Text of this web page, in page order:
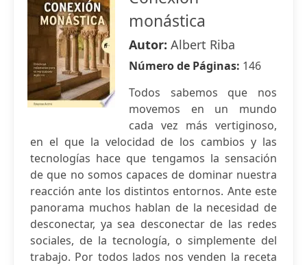
monástica
Autor: Albert Riba
Número de Páginas: 146
Todos sabemos que nos
movemos en un mundo
cada vez más vertiginoso,
en el que la velocidad de los cambios y las
tecnologías hace que tengamos la sensación
de que no somos capaces de dominar nuestra
reacción ante los distintos entornos. Ante este
panorama muchos hablan de la necesidad de
desconectar, ya sea desconectar de las redes
sociales, de la tecnología, o simplemente del
trabajo. Por todos lados nos venden la receta